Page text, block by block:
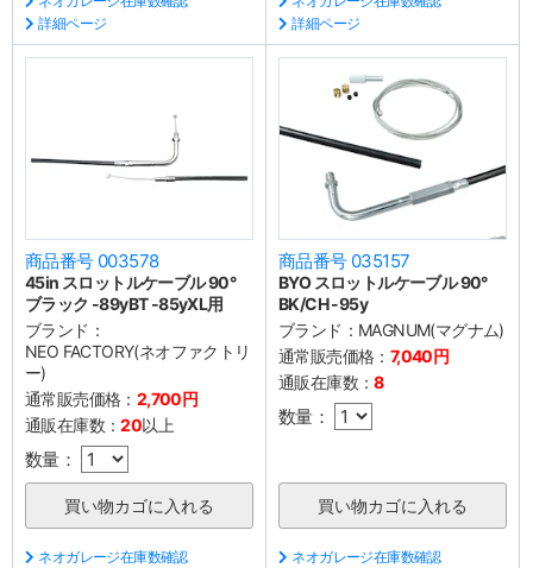
詳細ページ
詳細ページ
商品番号 003578
45in スロットルケーブル 90°
ブラック -89yBT -85yXL用
ブランド：
NEO FACTORY(ネオファクトリ
ー)
通常販売価格： 2,700円
通販在庫数：20以上
数量：
ネオガレージ在庫数確認
商品番号 035157
BYO スロットルケーブル 90°
BK/CH -95y
ブランド： MAGNUM(マグナム)
通常販売価格： 7,040円
通販在庫数：8
数量：
ネオガレージ在庫数確認